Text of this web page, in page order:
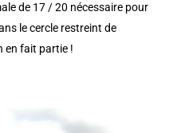
de 17 / 20 nécessaire pour
le cercle restreint de
en fait partie !